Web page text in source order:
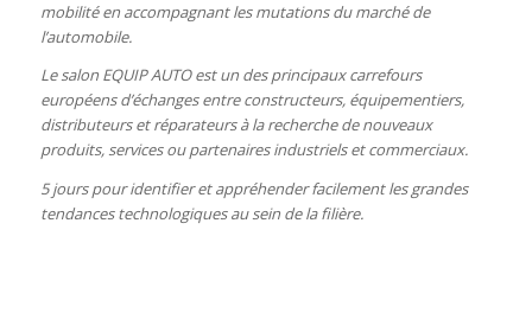
mobilité en accompagnant les mutations du marché de
l’automobile.
Le salon EQUIP AUTO est un des principaux carrefours
européens d’échanges entre constructeurs, équipementiers,
distributeurs et réparateurs à la recherche de nouveaux
produits, services ou partenaires industriels et commerciaux.
5 jours pour identifier et appréhender facilement les grandes
tendances technologiques au sein de la filière.